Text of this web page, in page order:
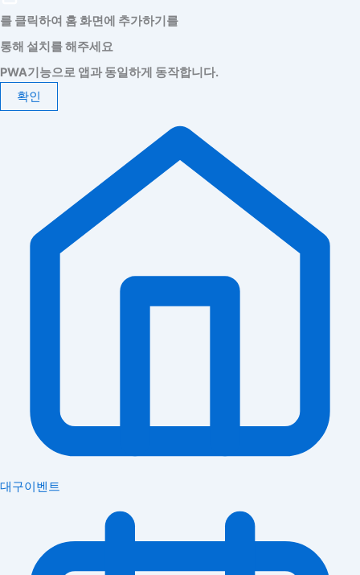
를 클릭하여 홈 화면에 추가하기를
통해 설치를 해주세요
PWA기능으로 앱과 동일하게 동작합니다.
확인
대구이벤트